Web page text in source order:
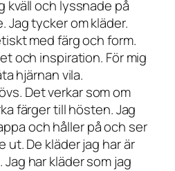
kväll och lyssnade på
Jag tycker om kläder.
med färg och form.
och inspiration. För mig
hjärnan vila.
Det verkar som om
färger till hösten. Jag
och håller på och ser
ut. De kläder jag har är
har kläder som jag